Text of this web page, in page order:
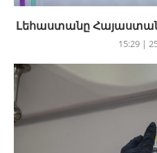
Լեհաստանը
15:29 |